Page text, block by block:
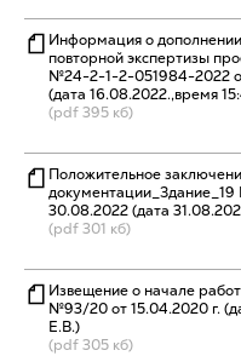
Информация о
повторной экспертизы
№24-2-1-2-051984-2022
(дата 16.08.2022.,время
(pdf 395 кб)
Положительное
30.08.2022 (дата
(pdf 301 кб)
Извещение о начале
№93/20 от 15.04.2020 г.
Е.В.)
(pdf 305 кб)